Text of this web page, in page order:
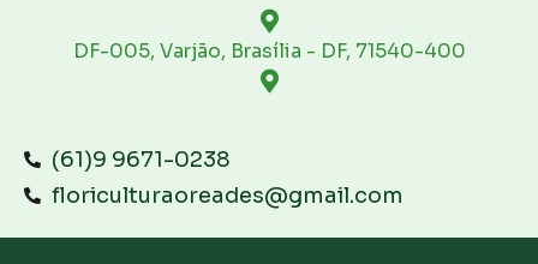
DF-005, Varjão, Brasília - DF, 71540-400
(61)9 9671-0238
floriculturaoreades@gmail.com